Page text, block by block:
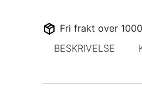
Fri frakt over
BESKRIVELSE